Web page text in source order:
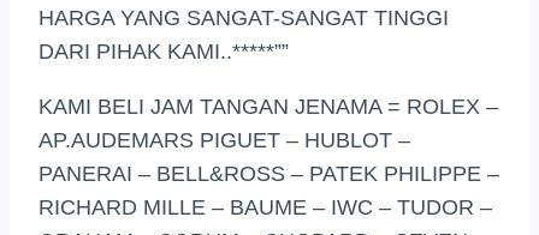
HARGA YANG SANGAT-SANGAT TINGGI
DARI PIHAK KAMI..*****””
KAMI BELI JAM TANGAN JENAMA = ROLEX –
AP.AUDEMARS PIGUET – HUBLOT –
PANERAI – BELL&ROSS – PATEK PHILIPPE –
RICHARD MILLE – BAUME – IWC – TUDOR –